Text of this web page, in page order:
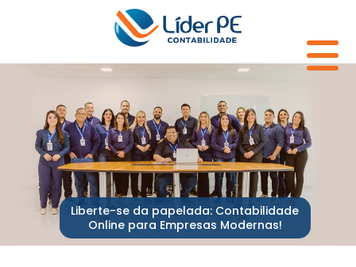
Liberte-se da papelada: Contabilidade
Online para Empresas Modernas!